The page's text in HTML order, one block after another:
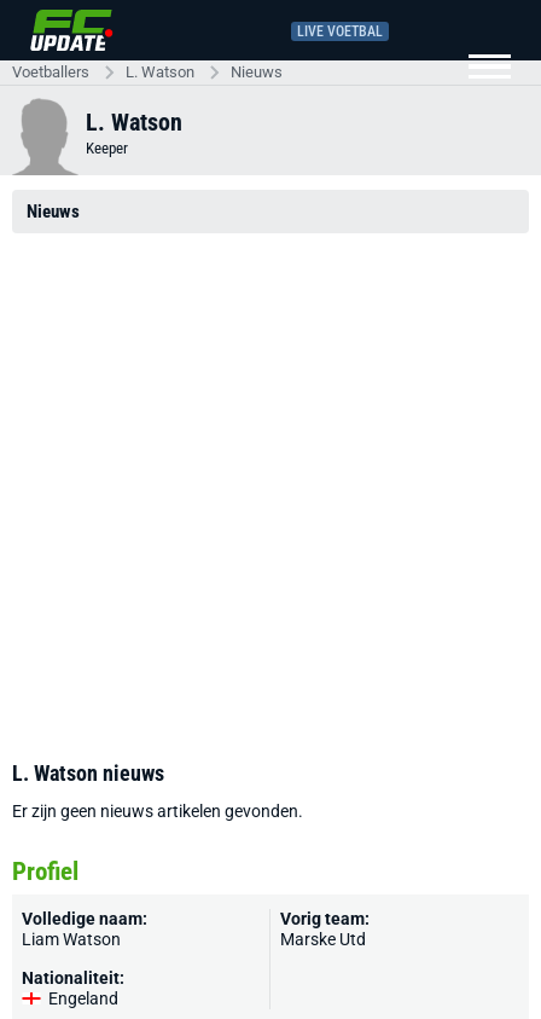
LIVE VOETBAL
Voetballers L. Watson Nieuws
L. Watson
Keeper
Nieuws
L. Watson nieuws
Er zijn geen nieuws artikelen gevonden.
Profiel
Volledige naam:
Liam Watson
Nationaliteit:
Engeland
Vorig team:
Marske Utd